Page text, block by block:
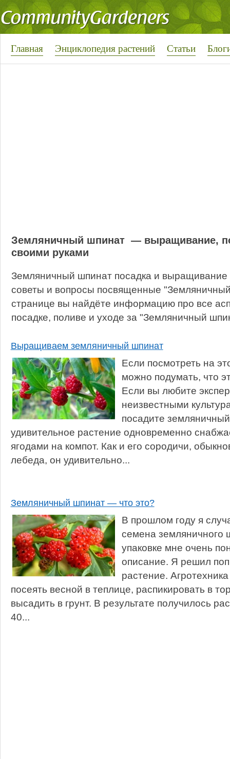
Главная Энциклопедия растений Статьи
Земляничный шпинат — выращивание,
своими руками
Земляничный шпинат посадка и выращивание
советы и вопросы посвященные
странице вы найдёте информацию про все
посадке, поливе и уходе за "Земляничный
Выращиваем земляничный шпинат
Если посмотреть на
можно подумать, что
Если вы любите
неизвестными
посадите
удивительное растение одновременно
ягодами на компот. Как и его сородичи,
лебеда, он удивительно...
Земляничный шпинат — что это?
В прошлом году я
семена земляничного
упаковке мне очень
описание. Я решил
растение.
посеять весной в теплице, распикировать в
высадить в грунт. В результате получилось
40...